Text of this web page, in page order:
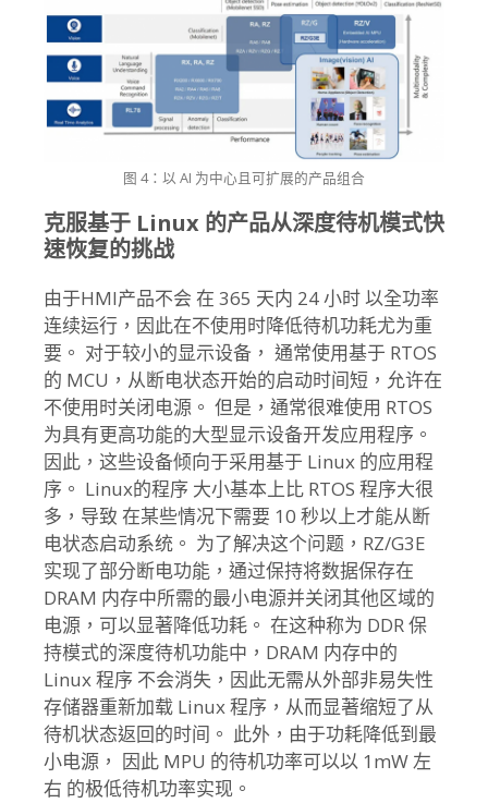
图 4：以 AI 为中心且可扩展的产品组合
克服基于 Linux 的产品从深度待机模式快
速恢复的挑战
由于HMI产品不会 在 365 天内 24 小时 以全功率
连续运行，因此在不使用时降低待机功耗尤为重
要。 对于较小的显示设备， 通常使用基于 RTOS
的 MCU，从断电状态开始的启动时间短，允许在
不使用时关闭电源。 但是，通常很难使用 RTOS
为具有更高功能的大型显示设备开发应用程序。
因此，这些设备倾向于采用基于 Linux 的应用程
序。 Linux的程序 大小基本上比 RTOS 程序大很
多，导致 在某些情况下需要 10 秒以上才能从断
电状态启动系统。 为了解决这个问题，RZ/G3E
实现了部分断电功能，通过保持将数据保存在
DRAM 内存中所需的最小电源并关闭其他区域的
电源，可以显著降低功耗。 在这种称为 DDR 保
持模式的深度待机功能中，DRAM 内存中的
Linux 程序 不会消失，因此无需从外部非易失性
存储器重新加载 Linux 程序，从而显著缩短了从
待机状态返回的时间。 此外，由于功耗降低到最
小电源， 因此 MPU 的待机功率可以以 1mW 左
右 的极低待机功率实现。